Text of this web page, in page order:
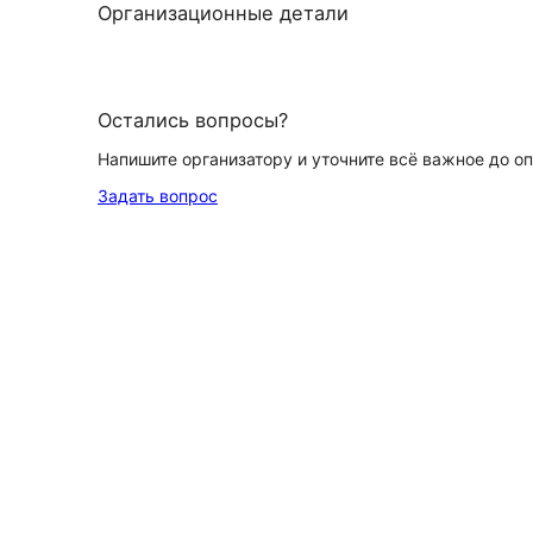
Организационные детали
Остались вопросы?
Напишите организатору и уточните всё важное до
Задать вопрос